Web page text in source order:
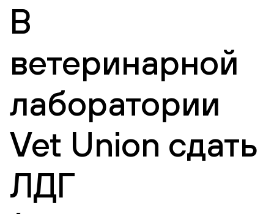
В
ветеринарной
лаборатории
Vet Union сдать
ЛДГ